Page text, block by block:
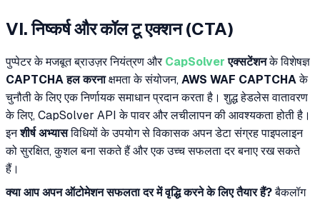
VI. निष्कर्ष और कॉल टू एक्शन (CTA)
पुप्पेटर के मजबूत ब्राउज़र नियंत्रण और CapSolver एक्सटेंशनके विशेषज्ञ
CAPTCHA हल करनाक्षमता के संयोजन, AWS WAF CAPTCHAके
चुनौती के लिए एक निर्णायक समाधान प्रदान करता है। शुद्ध हेडलेस वातावरण
के लिए, CapSolver API के पावर और लचीलापन की आवश्यकता होती है।
इनशीर्ष अभ्यासविधियों के उपयोग से विकासक अपन डेटा संग्रह पाइपलाइन
को सुरक्षित, कुशल बना सकते हैं और एक उच्च सफलता दर बनाए रख सकते
हैं।
क्या आप अपन ऑटोमेशन सफलता दर में वृद्धि करने के लिए तैयार हैं?बैकलॉग